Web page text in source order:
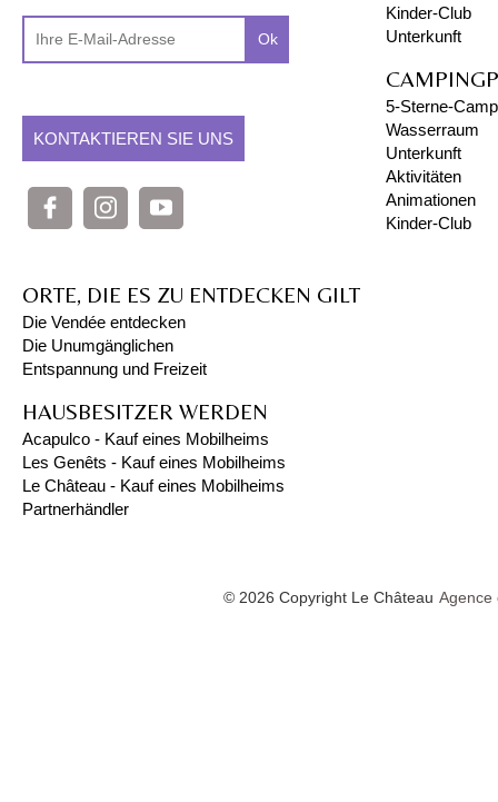
Ok
KONTAKTIEREN SIE UNS
Kinder-Club
Unterkunft
5-Sterne-
Wasserraum
Unterkunft
Aktivitäten
Animationen
Kinder-Club
ORTE, DIE ES ZU ENTDECKEN GILT
Die Vendée entdecken
Die Unumgänglichen
Entspannung und Freizeit
HAUSBESITZER WERDEN
Acapulco - Kauf eines Mobilheims
Les Genêts - Kauf eines Mobilheims
Le Château - Kauf eines Mobilheims
Partnerhändler
© 2026 Copyright Le Château Agence